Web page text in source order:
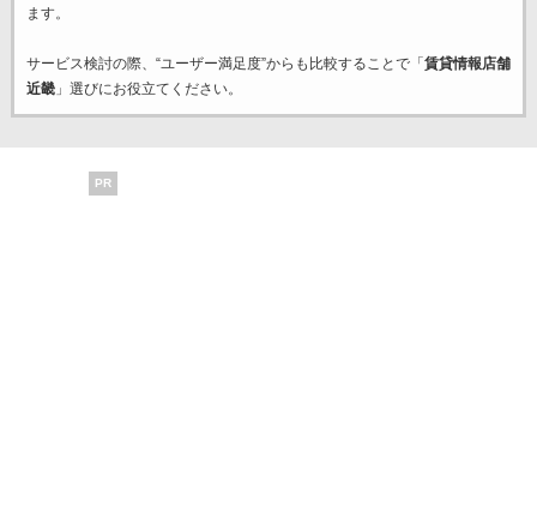
ます。
サービス検討の際、“ユーザー満足度”からも比較することで「 賃貸情報店舗
近畿」選びにお役立てください。
PR